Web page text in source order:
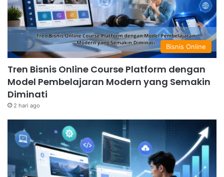
Bisnis Online
Tren Bisnis Online Course Platform dengan
Model Pembelajaran Modern yang Semakin
Diminati
2 hari ago